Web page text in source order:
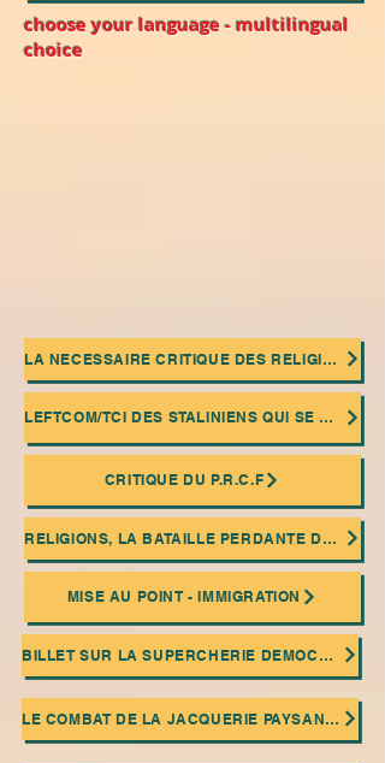
choose your language - multilingual
choice
LA NECESSAIRE CRITIQUE DES RELIGIONS
LEFTCOM/TCI DES STALINIENS QUI SE MASQUENT DERRIÈRE UNE FAÇADE "COMMUNISME DE CONSEIL"
CRITIQUE DU P.R.C.F
RELIGIONS, LA BATAILLE PERDANTE DE L'HUMANITE
MISE AU POINT - IMMIGRATION
BILLET SUR LA SUPERCHERIE DEMOCRATIQUE
LE COMBAT DE LA JACQUERIE PAYSANNE ET LA PRATIQUE DU SABOTAGE OUVRIER